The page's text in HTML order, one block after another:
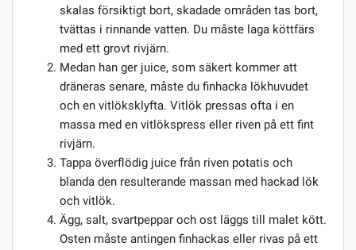
skalas försiktigt bort, skadade områden tas bort,
tvättas i rinnande vatten. Du måste laga köttfärs
med ett grovt rivjärn.
Medan han ger juice, som säkert kommer att
dräneras senare, måste du finhacka lökhuvudet
och en vitlöksklyfta. Vitlök pressas ofta i en
massa med en vitlökspress eller riven på ett fint
rivjärn.
Tappa överflödig juice från riven potatis och
blanda den resulterande massan med hackad lök
och vitlök.
Ägg, salt, svartpeppar och ost läggs till malet kött.
Osten måste antingen finhackas eller rivas på ett